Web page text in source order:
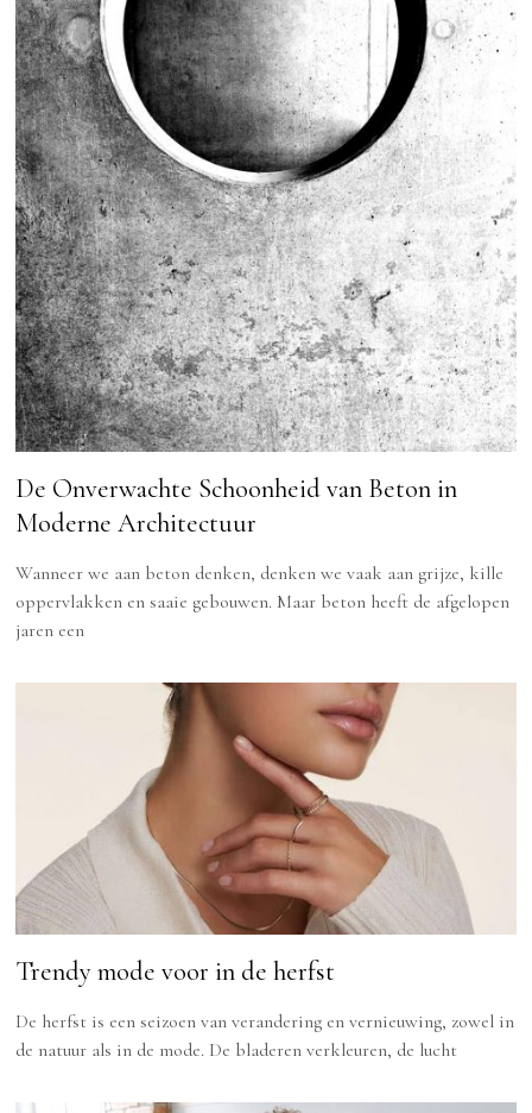
De Onverwachte Schoonheid van Beton in
Moderne Architectuur
Wanneer we aan beton denken, denken we vaak aan grijze, kille
oppervlakken en saaie gebouwen. Maar beton heeft de afgelopen
jaren een
Trendy mode voor in de herfst
De herfst is een seizoen van verandering en vernieuwing, zowel in
de natuur als in de mode. De bladeren verkleuren, de lucht